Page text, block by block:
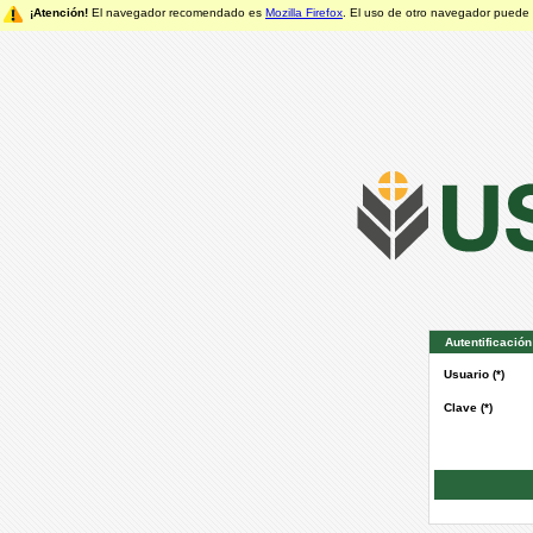
¡Atención! El navegador recomendado es Mozilla Firefox . El uso de otro navegador
Usuario (*)
Clave (*)